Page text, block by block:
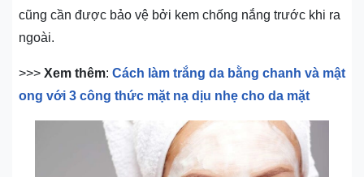
cũng cần được bảo vệ bởi kem chống nắng trước khi ra
ngoài.
>>> Xem thêm: Cách làm trắng da bằng chanh và mật
ong với 3 công thức mặt nạ dịu nhẹ cho da mặt